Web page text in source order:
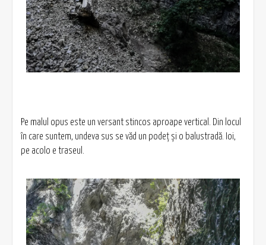
Pe malul opus este un versant stincos aproape vertical. Din locul
în care suntem, undeva sus se văd un podeț și o balustradă. Ioi,
pe acolo e traseul.